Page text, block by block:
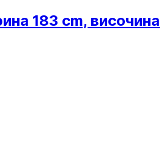
183 cm, височина